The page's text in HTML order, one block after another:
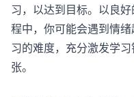
习，以达到目标。以良
程中，你可能会遇到情
习的难度，充分激发学
张。